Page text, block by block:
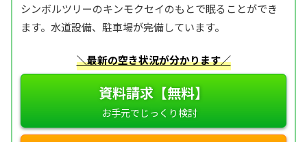
シンボルツリーのキンモクセイのもとで眠ることができ
ます。水道設備、駐車場が完備しています。
＼最新の空き状況が分かります／
資料請求【無料】